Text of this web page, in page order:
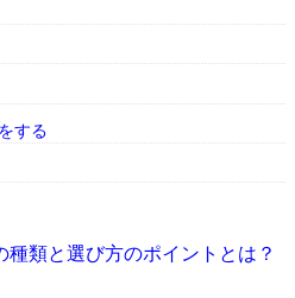
する
種類と選び方のポイントとは？